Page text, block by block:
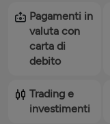
Pagamenti in
valuta con
carta di
debito
Trading e
investimenti